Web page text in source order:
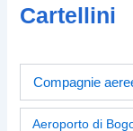
Cartellini
Compagnie
Aeroporto di